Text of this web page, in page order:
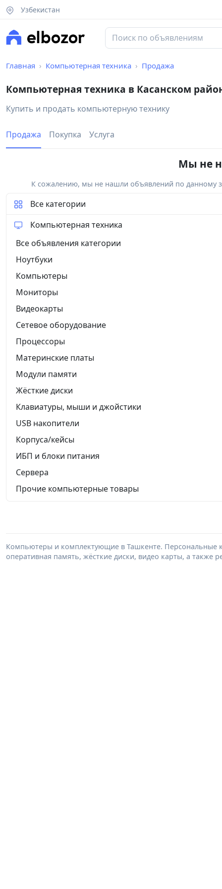
Узбекистан
Главная Компьютерная техника Продажа
Компьютерная техника в Касанском
Купить и продать компьютерную технику
Продажа Покупка Услуга
Мы не
К сожалению, мы не нашли объявлений по данному
Все категории
Компьютерная техника
Все объявления категории
Ноутбуки
Компьютеры
Мониторы
Видеокарты
Сетевое оборудование
Процессоры
Материнские платы
Модули памяти
Жёсткие диски
Клавиатуры, мыши и джойстики
USB накопители
Корпуса/кейсы
ИБП и блоки питания
Сервера
Прочие компьютерные товары
Компьютеры и комплектующие в Ташкенте. Персональные
оперативная память, жёсткие диски, видео карты, а также